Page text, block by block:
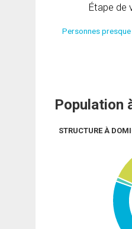
Étape de
Personnes
Population
STRUCTURE À